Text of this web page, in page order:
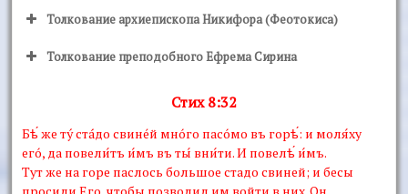
Толкование архиепископа Никифора (Феотокиса)
Толкование преподобного Ефрема Сирина
Стих 8:32
Бѣ́ же тý стáдо свинéй мнóго пасóмо въ горѣ́: и моля́ху
егó, да повели́тъ и́мъ въ ты́ вни́ти. И повелѣ́ и́мъ.
Тут же на горе паслось большое стадо свиней; и бесы
просили Его, чтобы позволил им войти в них. Он